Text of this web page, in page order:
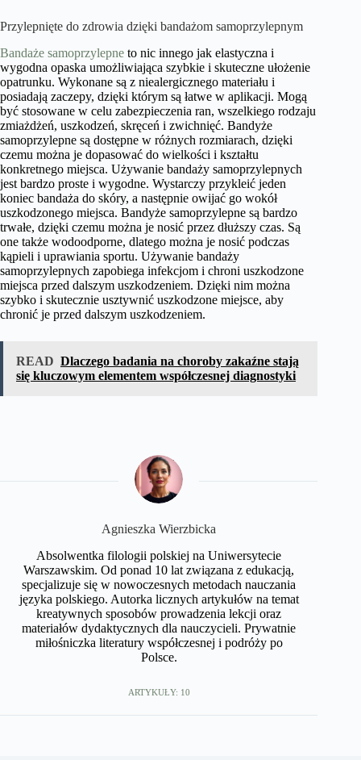
Przylepnięte do zdrowia dzięki bandażom samoprzylepnym
Bandaże samoprzylepne to nic innego jak elastyczna i
wygodna opaska umożliwiająca szybkie i skuteczne ułożenie
opatrunku. Wykonane są z niealergicznego materiału i
posiadają zaczepy, dzięki którym są łatwe w aplikacji. Mogą
być stosowane w celu zabezpieczenia ran, wszelkiego rodzaju
zmiażdżeń, uszkodzeń, skręceń i zwichnięć. Bandyże
samoprzylepne są dostępne w różnych rozmiarach, dzięki
czemu można je dopasować do wielkości i kształtu
konkretnego miejsca. Używanie bandaży samoprzylepnych
jest bardzo proste i wygodne. Wystarczy przykleić jeden
koniec bandaża do skóry, a następnie owijać go wokół
uszkodzonego miejsca. Bandyże samoprzylepne są bardzo
trwałe, dzięki czemu można je nosić przez dłuższy czas. Są
one także wodoodporne, dlatego można je nosić podczas
kąpieli i uprawiania sportu. Używanie bandaży
samoprzylepnych zapobiega infekcjom i chroni uszkodzone
miejsca przed dalszym uszkodzeniem. Dzięki nim można
szybko i skutecznie usztywnić uszkodzone miejsce, aby
chronić je przed dalszym uszkodzeniem.
READ Dlaczego badania na choroby zakaźne stają
się kluczowym elementem współczesnej diagnostyki
​Agnieszka Wierzbicka
Absolwentka filologii polskiej na Uniwersytecie
Warszawskim. Od ponad 10 lat związana z edukacją,
specjalizuje się w nowoczesnych metodach nauczania
języka polskiego. Autorka licznych artykułów na temat
kreatywnych sposobów prowadzenia lekcji oraz
materiałów dydaktycznych dla nauczycieli. Prywatnie
miłośniczka literatury współczesnej i podróży po
Polsce.
ARTYKUŁY: 10